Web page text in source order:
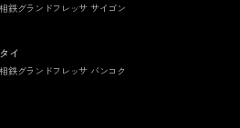
相鉄グランドフレッサ サイゴン
タイ
相鉄グランドフレッサ バンコク